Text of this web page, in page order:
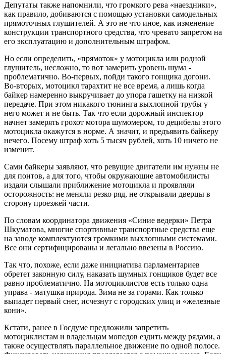
Депутаты также напомнили, что громкого рева «наездники»,
как правило, добиваются с помощью установки самодельных
прямоточных глушителей. А это не что иное, как изменение
конструкции транспортного средства, что чревато запретом на
его эксплуатацию и дополнительным штрафом.
Но если определить, «прямоток» у мотоцикла или родной
глушитель, несложно, то вот замерить уровень шума -
проблематично. Во-первых, пойди такого гонщика догони.
Во-вторых, мотоцикл тарахтит не все время, а лишь когда
байкер намеренно выкручивает до упора гашетку на низкой
передаче. При этом никакого тюнинга выхлопной трубы у
него может и не быть. Так что если дорожный инспектор
начнет замерять грохот мотора шумомером, то децибелы этого
мотоцикла окажутся в норме. А значит, и предъявить байкеру
нечего. Посему штраф хоть 5 тысяч рублей, хоть 10 ничего не
изменит.
Сами байкеры заявляют, что ревущие двигатели им нужны не
для понтов, а для того, чтобы окружающие автомобилисты
издали слышали приближение мотоцикла и проявляли
осторожность: не меняли резко ряд, не открывали дверцы в
сторону проезжей части.
По словам координатора движения «Синие ведерки» Петра
Шкуматова, многие спортивные транспортные средства еще
на заводе комплектуются громкими выхлопными системами.
Все они сертифицированы и легально ввезены в Россию.
Так что, похоже, если даже инициатива парламентариев
обретет законную силу, наказать шумных гонщиков будет все
равно проблематично. На мотоциклистов есть только одна
управа - матушка природа. Зима не за горами. Как только
выпадет первый снег, исчезнут с городских улиц и «железные
кони».
Кстати, ранее в Госдуме предложили запретить
мотоциклистам и владельцам мопедов ездить между рядами, а
также осуществлять параллельное движение по одной полосе.